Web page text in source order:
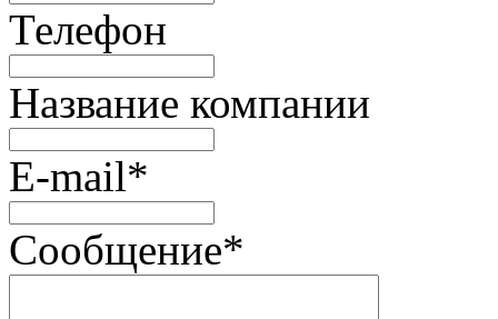
Телефон
Название компании
E-mail*
Сообщение*